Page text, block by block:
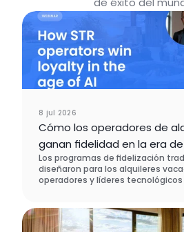
8 jul 2026
Cómo los operadores de
ganan fidelidad en la era de
Los programas de fidelización
diseñaron para los alquileres
operadores y líderes
clientes vuelvan.